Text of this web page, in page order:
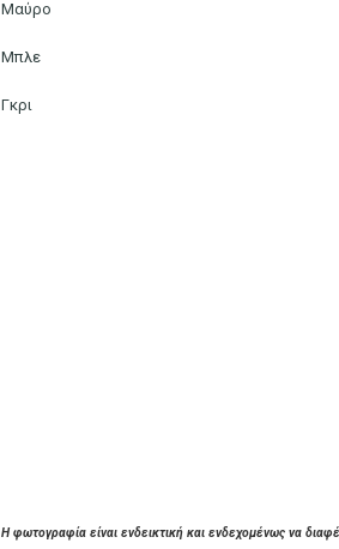
Μαύρο
Μπλε
Γκρι
Η φωτογραφία είναι ενδεικτική και ενδεχομένως να